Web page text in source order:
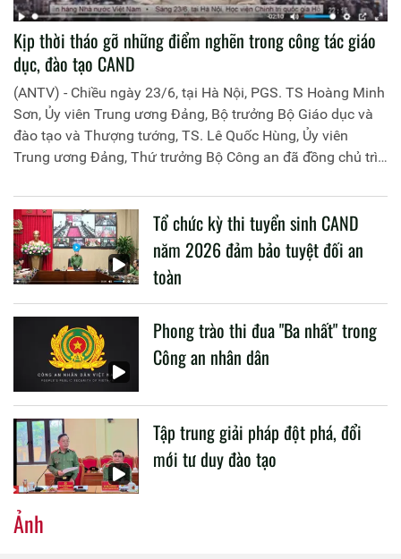
Kịp thời tháo gỡ những điểm nghẽn trong công tác giáo
dục, đào tạo CAND
(ANTV) - Chiều ngày 23/6, tại Hà Nội, PGS. TS Hoàng Minh
Sơn, Ủy viên Trung ương Đảng, Bộ trưởng Bộ Giáo dục và
đào tạo và Thượng tướng, TS. Lê Quốc Hùng, Ủy viên
Trung ương Đảng, Thứ trưởng Bộ Công an đã đồng chủ trì
liên quan đến công tác giáo dục và đào tạo của lực lượng
CAND.
Tổ chức kỳ thi tuyển sinh CAND
năm 2026 đảm bảo tuyệt đối an
toàn
Phong trào thi đua "Ba nhất" trong
Công an nhân dân
Tập trung giải pháp đột phá, đổi
mới tư duy đào tạo
Ảnh